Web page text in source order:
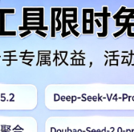
单！)(只要有技术)
运用MATLAB进行数
程师,Simulink建模,数